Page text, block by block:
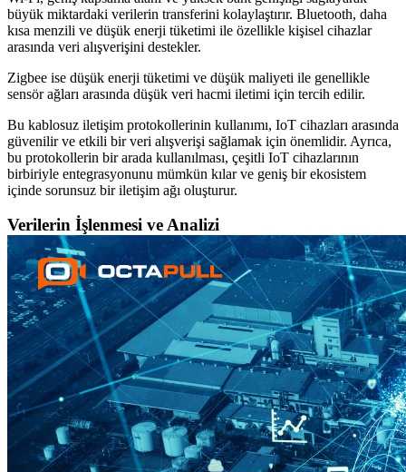
büyük miktardaki verilerin transferini kolaylaştırır. Bluetooth, daha
kısa menzili ve düşük enerji tüketimi ile özellikle kişisel cihazlar
arasında veri alışverişini destekler.
Zigbee ise düşük enerji tüketimi ve düşük maliyeti ile genellikle
sensör ağları arasında düşük veri hacmi iletimi için tercih edilir.
Bu kablosuz iletişim protokollerinin kullanımı, IoT cihazları arasında
güvenilir ve etkili bir veri alışverişi sağlamak için önemlidir. Ayrıca,
bu protokollerin bir arada kullanılması, çeşitli IoT cihazlarının
birbiriyle entegrasyonunu mümkün kılar ve geniş bir ekosistem
içinde sorunsuz bir iletişim ağı oluşturur.
Verilerin İşlenmesi ve Analizi